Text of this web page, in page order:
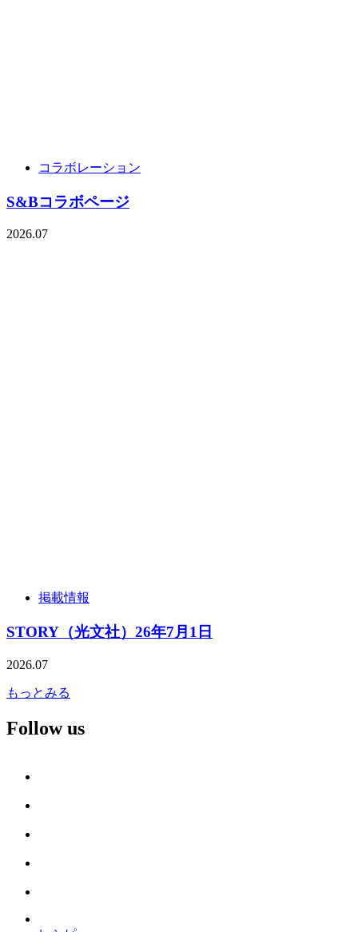
コラボレーション
S&Bコラボページ
2026.07
掲載情報
STORY（光文社）26年7月1日
2026.07
もっとみる
Follow us